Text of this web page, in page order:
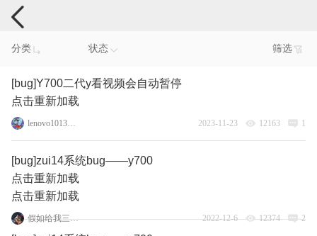
手机反馈
分类 状态 筛选
[bug]Y700二代y看视频会自动暂停
点击重新加载
lenovo101383807 2023-11-23 12163 1
[bug]zui14系统bug——y700
点击重新加载
点击重新加载
假如给我三件光明 2022-12-6 12374 2